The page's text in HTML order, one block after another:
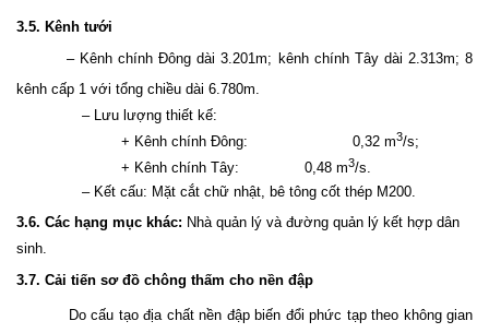
3.5. Kênh tưới
– Kênh chính Đông dài3.201m; kênh chính Tây dài 2.313m; 8
kênh cấp 1 với tổng chiều dài 6.780m.
– Lưu lượng thiết kế:
+ Kênh chính Đông:
0,32 m3/s;
+ Kênh chính Tây:
0,48 m3/s.
– Kết cấu: Mặt cắt chữ nhật, bê tông cốt thép M200.
3.6. Các hạng mục khác: Nhà quản lý và đường quản lý kết hợp dân
sinh.
3.7. Cải tiến sơ đồ chông thấm cho nền đập
Do cấu tạo địa chất nền đập biến đổi phức tạp theo không gian